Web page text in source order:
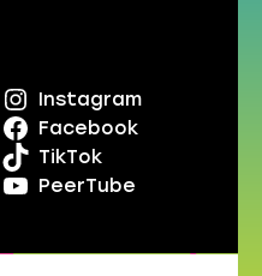
Instagram
Facebook
TikTok
PeerTube